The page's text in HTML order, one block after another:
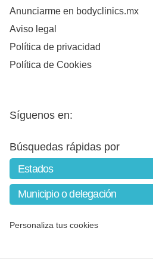
Anunciarme en bodyclinics.mx
Aviso legal
Política de privacidad
Política de Cookies
Síguenos en:
Búsquedas rápidas por
Personaliza tus cookies